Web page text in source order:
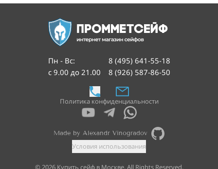
Пн - Вс:
с 9.00 до 21.00
8 (495) 641-55-18
8 (926) 587-86-50
Политика конфиденциальности
Условия использования
Made by Alexandr Vinogradov